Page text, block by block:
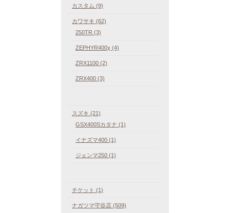
カスタム (9)
カワサキ (62)
250TR (3)
ZEPHYR400χ (4)
ZRX1100 (2)
ZRX400 (3)
スズキ (21)
GSX400Sカタナ (1)
イナズマ400 (1)
ジェンマ250 (1)
チケット (1)
ナガツマ守谷店 (509)